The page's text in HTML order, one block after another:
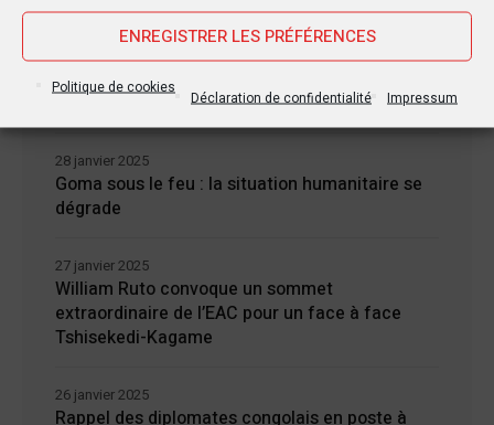
ENREGISTRER LES PRÉFÉRENCES
Politique de cookies
Déclaration de confidentialité Impressum
Jean-Noël Barrot, chef de la diplomatie
française en RDC : une visite sous haute
tension
30 janvier 2025
Goma sous le feu : la situation humanitaire se
dégrade
28 janvier 2025
William Ruto convoque un sommet
extraordinaire de l’EAC pour un face à face
Tshisekedi-Kagame
27 janvier 2025
Rappel des diplomates congolais en poste à
26 janvier 2025